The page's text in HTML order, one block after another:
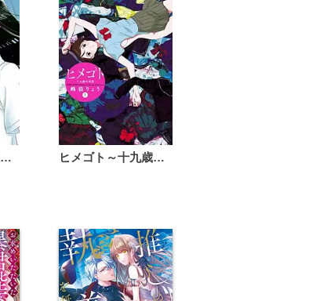
恋は雨上がりのように ヒメゴト～十九歳の制服～